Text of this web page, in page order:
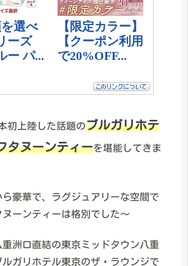
初上陸した話題のブルガリホテ
タヌーンティーを堪能してきま
ら豪華で、ラグジュアリーな空間で
ーンティーは格別でした～
洲口直結の東京ミッドタウン八重
ルガリホテル東京のザ・ラウンジで